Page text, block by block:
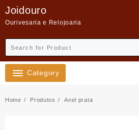
content
Joidouro
Ourivesaria e Relojoaria
Category
Home Produtos Anel prata